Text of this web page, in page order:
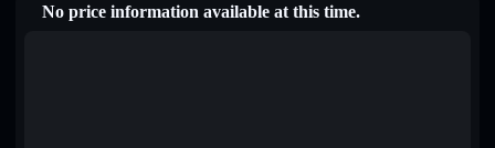
No price information available at this time.